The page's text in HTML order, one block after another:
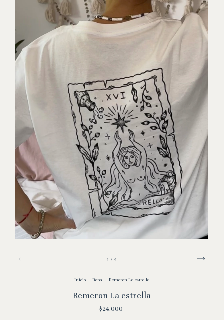
1 / 4
Inicio . Ropa . Remeron La estrella
Remeron La estrella
$24.000